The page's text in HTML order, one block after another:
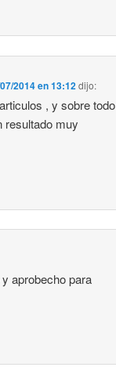
2014 en 13:12dijo:
, y sobre todo
resultado muy
aprobecho para